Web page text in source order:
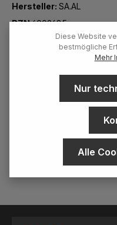
Hersteller: SA.AL
PZN6009485
% vegane Deodorant-
ausgewählten Misc…Mehr
Diese Website
bestmögliche
Mehr
Nur
Alle